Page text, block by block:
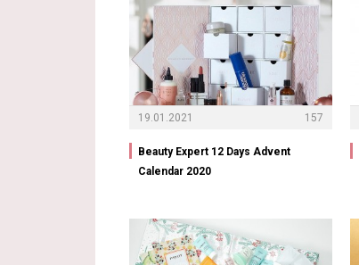
19.01.2021 157
Beauty Expert 12 Days Advent
Calendar 2020